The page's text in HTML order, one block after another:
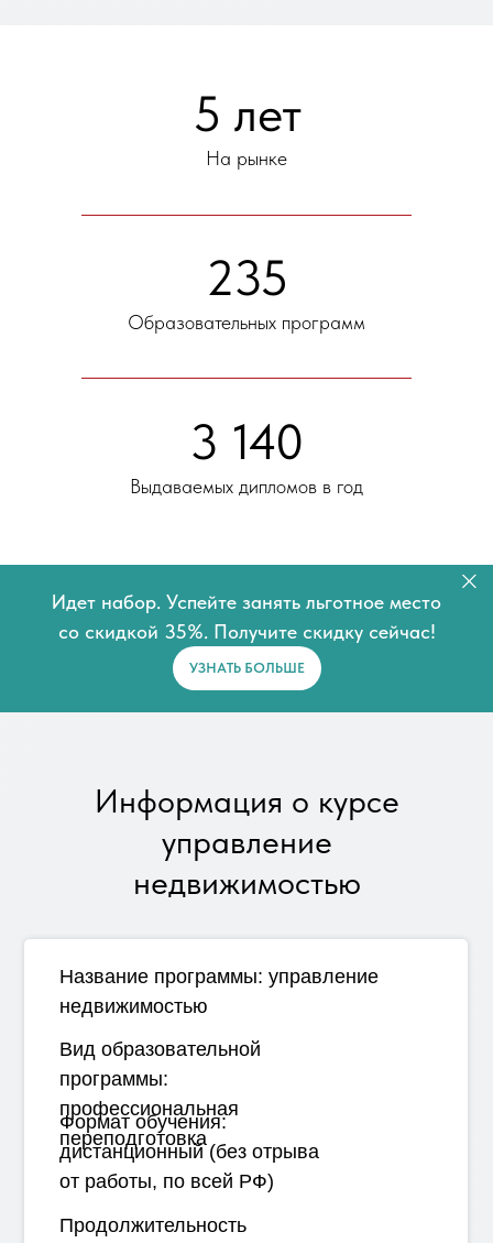
5 лет
На рынке
235
Образовательных программ
3 140
Выдаваемых дипломов в год
Идет набор. Успейте занять льготное место
со скидкой 35%. Получите скидку сейчас!
УЗНАТЬ БОЛЬШЕ
Информация о курсе
управление
недвижимостью
Название программы: управление
недвижимостью
Вид образовательной
программы:
профессиональная
переподготовка
Формат обучения:
дистанционный (без отрыва
от работы, по всей РФ)
Продолжительность